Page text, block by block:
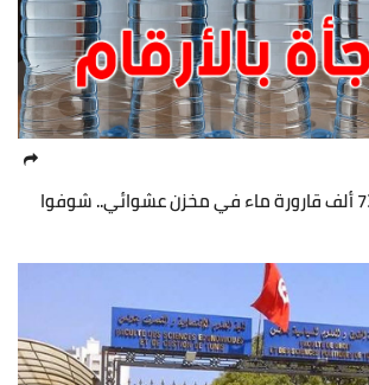
عاجل : حجز أكثر من 73 ألف قارورة ماء في مخزن عشوائي.. شوفوا